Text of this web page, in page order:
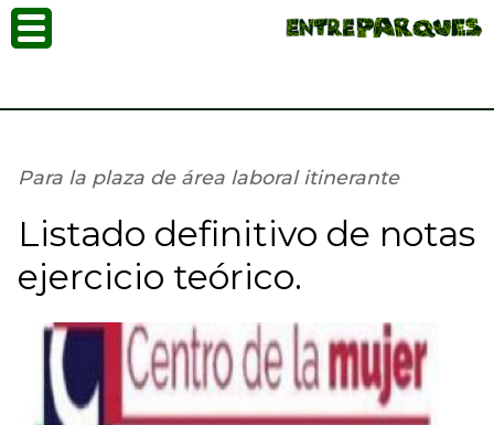
Para la plaza de área laboral itinerante
Listado definitivo de notas
ejercicio teórico.